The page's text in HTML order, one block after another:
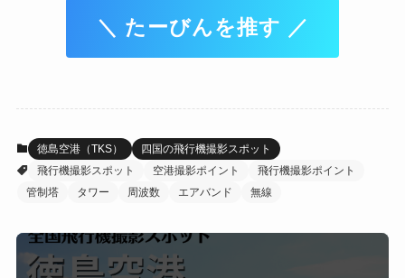
＼ たーびんを推す ／
徳島空港（TKS）
四国の飛行機撮影スポット
飛行機撮影スポット
空港撮影ポイント
飛行機撮影ポイント
管制塔
タワー 周波数 エアバンド 無線